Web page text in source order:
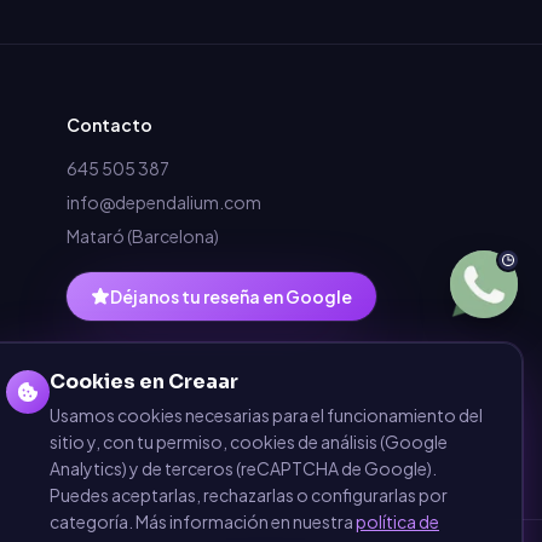
Contacto
645 505 387
info@dependalium.com
Mataró (Barcelona)
Déjanos tu reseña en Google
Cookies en Creaar
Usamos cookies necesarias para el funcionamiento del
sitio y, con tu permiso, cookies de análisis (Google
Analytics) y de terceros (reCAPTCHA de Google).
Puedes aceptarlas, rechazarlas o configurarlas por
categoría. Más información en nuestrapolítica de